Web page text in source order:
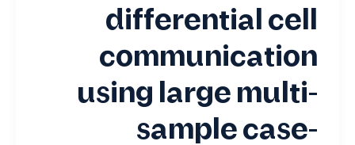
differential cell
communication
using large multi-
sample case-